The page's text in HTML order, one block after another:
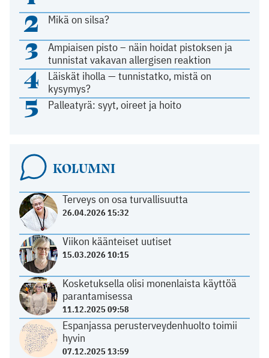
2 Mikä on silsa?
3
Ampiaisen pisto – näin hoidat pistoksen ja
tunnistat vakavan allergisen reaktion
4
Läiskät iholla — tunnistatko, mistä on
kysymys?
5 Palleatyrä: syyt, oireet ja hoito
KOLUMNI
Terveys on osa turvallisuutta
26.04.2026 15:32
Viikon käänteiset uutiset
15.03.2026 10:15
Kosketuksella olisi monenlaista käyttöä
parantamisessa
11.12.2025 09:58
Espanjassa perusterveydenhuolto toimii
hyvin
07.12.2025 13:59